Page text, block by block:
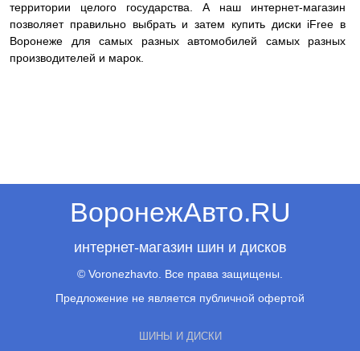
территории целого государства. А наш интернет-магазин
позволяет правильно выбрать и затем купить диски iFree в
Воронеже для самых разных автомобилей самых разных
производителей и марок.
ВоронежАвто.RU
интернет-магазин шин и дисков
© Voronezhavto. Все права защищены.
Предложение не является публичной офертой
ШИНЫ И ДИСКИ